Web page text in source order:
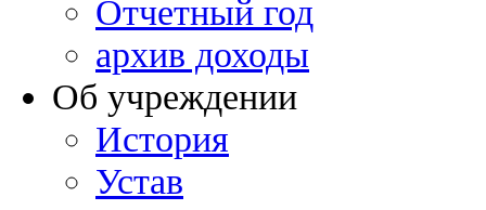
Отчетный год
архив доходы
Об учреждении
История
Устав